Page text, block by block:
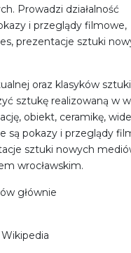
Prowadzi działalność
i przeglądy filmowe,
prezentacje sztuki
oraz klasyków sztuki
sztukę realizowaną w
obiekt, ceramikę,
są pokazy i przeglądy
sztuki nowych
wrocławskim.
głównie